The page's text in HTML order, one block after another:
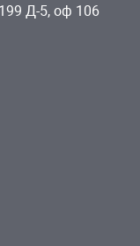
Д-5, оф 106